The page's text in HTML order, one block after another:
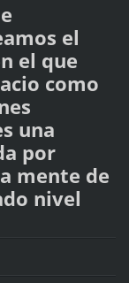
el
el que
como
una
por
mente de
nivel